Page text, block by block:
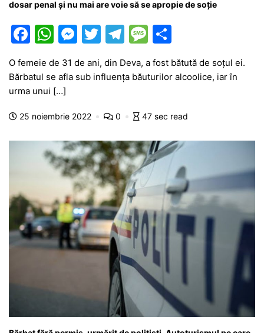
dosar penal și nu mai are voie să se apropie de soție
F
a
c
e
b
o
W
at
s
A
p
M
s
e
g
er
T
w
itt
T
e
a
m
M
e
s
a
e
ta
a
ă
O femeie de 31 de ani, din Deva, a fost bătută de soțul ei.
Bărbatul se afla sub influența băuturilor alcoolice, iar în
urma unui […]
25 noiembrie 2022 0 47 sec read